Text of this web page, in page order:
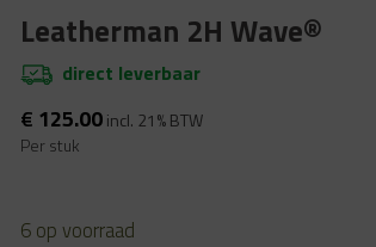
Leatherman 2H Wave®
direct leverbaar
€ 125.00incl. 21% BTW
Per stuk
6 op voorraad